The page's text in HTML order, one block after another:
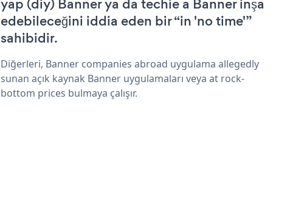
yap (diy) Banner ya da techie a Banner inşa
edebileceğini iddia eden bir “in 'no time'”
sahibidir.
Diğerleri, Banner companies abroad uygulama allegedly
sunan açık kaynak Banner uygulamaları veya at rock-
bottom prices bulmaya çalışır.